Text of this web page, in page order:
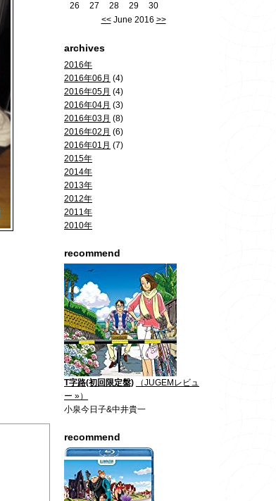
26
27 28 29
30
<<June 2016 >>
archives
2016年
2016年06月 (4)
2016年05月 (4)
2016年04月 (3)
2016年03月 (8)
2016年02月 (6)
2016年01月 (7)
2015年
2014年
2013年
2012年
2011年
2010年
recommend
T字路(初回限定盤)
（JUGEMレビュ
ー »）
小泉今日子&中井貴一
recommend